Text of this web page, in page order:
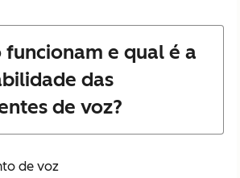
funcionam e qual é a
das
de voz?
de voz